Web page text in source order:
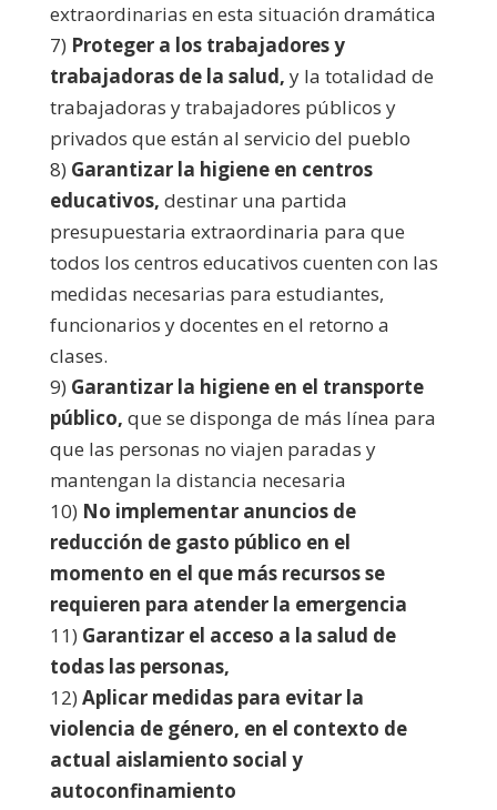
extraordinarias en esta situación dramática
7) Proteger a los trabajadores y
trabajadoras de la salud, y la totalidad de
trabajadoras y trabajadores públicos y
privados que están al servicio del pueblo
8) Garantizar la higiene en centros
educativos, destinar una partida
presupuestaria extraordinaria para que
todos los centros educativos cuenten con las
medidas necesarias para estudiantes,
funcionarios y docentes en el retorno a
clases.
9) Garantizar la higiene en el transporte
público, que se disponga de más línea para
que las personas no viajen paradas y
mantengan la distancia necesaria
10) No implementar anuncios de
reducción de gasto público en el
momento en el que más recursos se
requieren para atender la emergencia
11) Garantizar el acceso a la salud de
todas las personas,
12) Aplicar medidas para evitar la
violencia de género, en el contexto de
actual aislamiento social y
autoconfinamiento